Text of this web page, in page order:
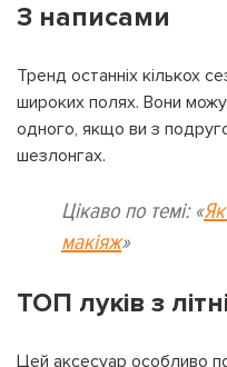
З написами
Тренд останніх кількох
широких полях. Вони
одного, якщо ви з
шезлонгах.
Цікаво по темі: «
макіяж»
ТОП луків з
Цей аксесуар особливо